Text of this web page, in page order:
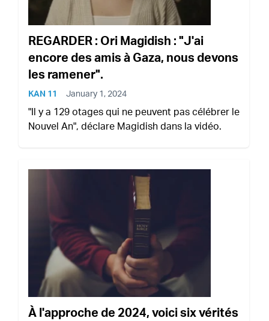
REGARDER : Ori Magidish : "J'ai
encore des amis à Gaza, nous devons
les ramener".
KAN 11 January 1, 2024
"Il y a 129 otages qui ne peuvent pas célébrer le
Nouvel An", déclare Magidish dans la vidéo.
À l'approche de 2024, voici six vérités